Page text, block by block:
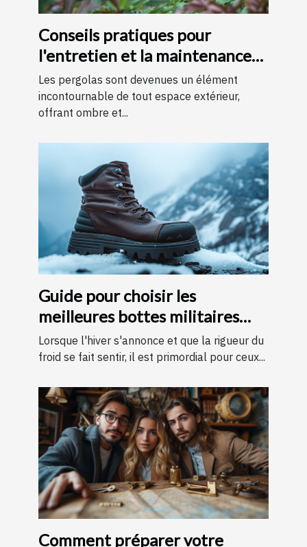
Conseils pratiques pour
l'entretien et la maintenance
des pergolas
Les pergolas sont devenues un élément
incontournable de tout espace extérieur,
offrant ombre et...
Guide pour choisir les
meilleures bottes militaires
pour l'hiver
Lorsque l'hiver s'annonce et que la rigueur du
froid se fait sentir, il est primordial pour ceux...
Comment préparer votre